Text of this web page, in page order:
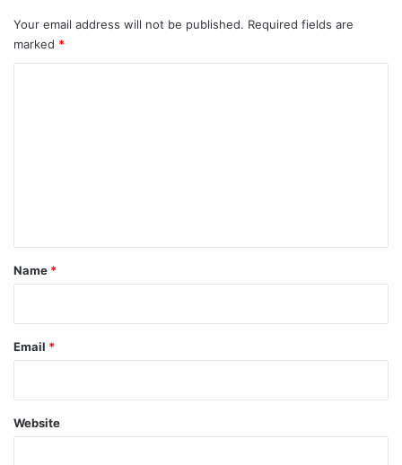
Your email address will not be published. Required fields are
marked *
*
Name *
Email *
Website